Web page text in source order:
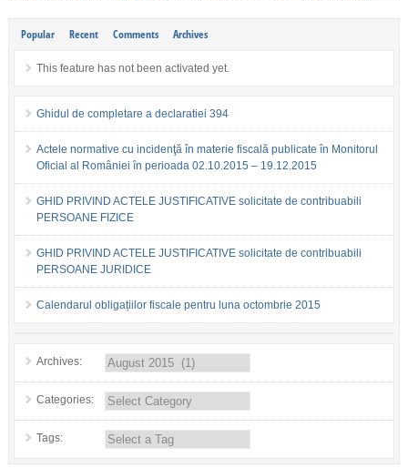
Popular Recent Comments Archives
This feature has not been activated yet.
Ghidul de completare a declaratiei 394
Actele normative cu incidenţă în materie fiscală publicate în Monitorul
Oficial al României în perioada 02.10.2015 – 19.12.2015
GHID PRIVIND ACTELE JUSTIFICATIVE solicitate de contribuabili
PERSOANE FIZICE
GHID PRIVIND ACTELE JUSTIFICATIVE solicitate de contribuabili
PERSOANE JURIDICE
Calendarul obligațiilor fiscale pentru luna octombrie 2015
Archives:
Categories:
Tags: